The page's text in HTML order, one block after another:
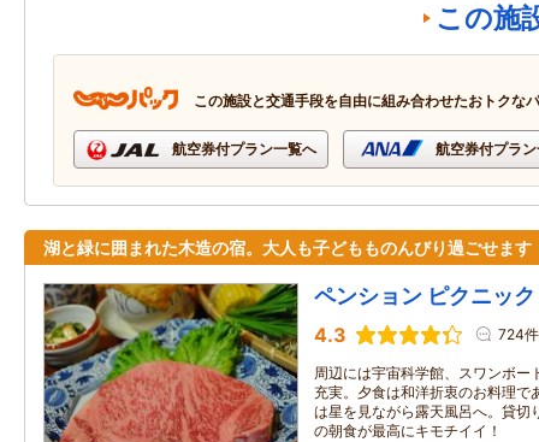
この施
この施設と交通手段を自由に組み合わせたおトクな
航空券付プラン一覧へ 航空券付プラ
湖と緑に囲まれた木造の宿。大人も子どもものんびり過ごせます
ペンション ピクニック
4.3 724件
周辺には宇宙科学館、スワンボー
充実。夕食は和洋折衷のお料理で
は星を見ながら露天風呂へ。貸切
の朝食が最高にキモチイイ！